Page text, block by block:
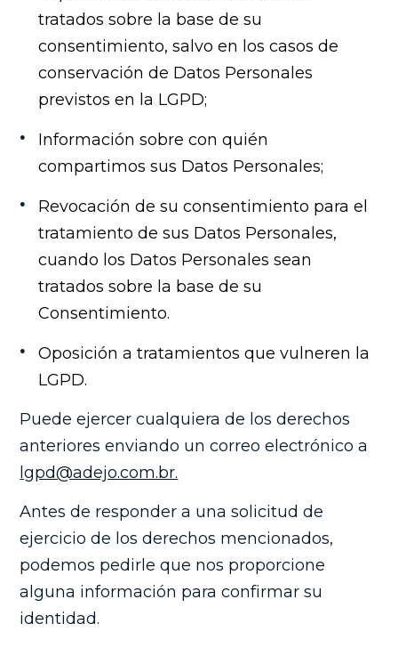
tratados sobre la base de su
consentimiento, salvo en los casos de
conservación de Datos Personales
previstos en la LGPD;
Información sobre con quién
compartimos sus Datos Personales;
Revocación de su consentimiento para el
tratamiento de sus Datos Personales,
cuando los Datos Personales sean
tratados sobre la base de su
Consentimiento.
Oposición a tratamientos que vulneren la
LGPD.
Puede ejercer cualquiera de los derechos
anteriores enviando un correo electrónico a
lgpd@adejo.com.br.
Antes de responder a una solicitud de
ejercicio de los derechos mencionados,
podemos pedirle que nos proporcione
alguna información para confirmar su
identidad.